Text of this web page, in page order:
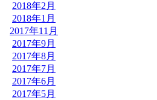
2018年2月
2018年1月
2017年11月
2017年9月
2017年8月
2017年7月
2017年6月
2017年5月